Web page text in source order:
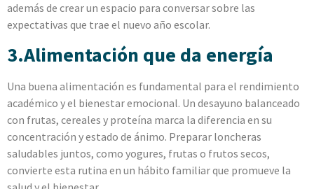
además de crear un espacio para conversar sobre las
expectativas que trae el nuevo año escolar.
3.Alimentación que da energía
Una buena alimentación es fundamental para el rendimiento
académico y el bienestar emocional. Un desayuno balanceado
con frutas, cereales y proteína marca la diferencia en su
concentración y estado de ánimo. Preparar loncheras
saludables juntos, como yogures, frutas o frutos secos,
convierte esta rutina en un hábito familiar que promueve la